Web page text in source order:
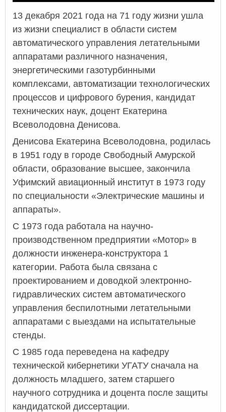
13 декабря 2021 года на 71 году жизни ушла
из жизни специалист в области систем
автоматического управления летательными
аппаратами различного назначения,
энергетическими газотурбинными
комплексами, автоматизации технологических
процессов и цифрового бурения, кандидат
технических наук, доцент Екатерина
Всеволодовна Денисова.
Денисова Екатерина Всеволодовна, родилась
в 1951 году в городе Свободный Амурской
области, образование высшее, закончила
Уфимский авиационный институт в 1973 году
по специальности «Электрические машины и
аппараты».
С 1973 года работала на научно-
производственном предприятии «Мотор» в
должности инженера-конструктора 1
категории. Работа была связана с
проектированием и доводкой электронно-
гидравлических систем автоматического
управления беспилотными летательными
аппаратами с выездами на испытательные
стенды.
С 1985 года переведена на кафедру
технической кибернетики УГАТУ сначала на
должность младшего, затем старшего
научного сотрудника и доцента после защиты
кандидатской диссертации.